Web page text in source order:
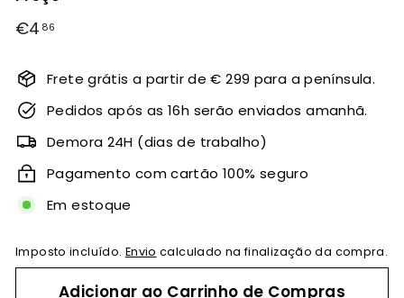
Preço
€4 86
Frete grátis a partir de € 299 para a península.
Pedidos após as 16h serão enviados amanhã.
Demora 24H (dias de trabalho)
Pagamento com cartão 100% seguro
Em estoque
Imposto incluído. Envio calculado na finalização da compra.
Adicionar ao Carrinho de Compras